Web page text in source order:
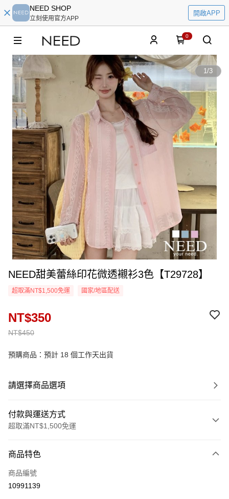
NEED SHOP
立刻使用官方APP
開啟APP
0
1/3
NEED甜美蕾絲印花微透襯衫3色【T29728】
超取滿NT$1,500免運 國家/地區配送
NT$450
NT$350
預購商品：預計 18 個工作天出貨
請選擇商品選項
付款與運送方式
超取滿NT$1,500免運
信用卡一次付款
超商取貨付款
商品特色
商品編號
10991139